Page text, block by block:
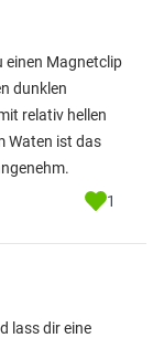
einen Magnetclip
dunklen
relativ hellen
Waten ist das
1
lass dir eine